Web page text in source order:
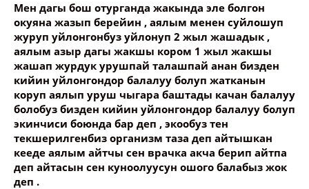
Мен дагы бош отурганда жакында эле болгон
окуяна жазып берейин , аялым менен суйлошуп
журуп уйлонгонбуз уйлонуп 2 жыл жашадык ,
аялым азыр дагы жакшы кором 1 жыл жакшы
жашап журдук урушпай талашпай анан бизден
кийин уйлонгондор балалуу болуп жатканын
коруп аялып уруш чыгара баштады качан балалуу
болобуз бизден кийин уйлонгондор балалуу болуп
экинчиси боюнда бар деп , экообуз тен
текшерилгенбиз организм таза деп айтышкан
кееде аялым айтчы сен врачка акча берип айтпа
деп айтасын сен куноолуусун ошого балабыз жок
деп .